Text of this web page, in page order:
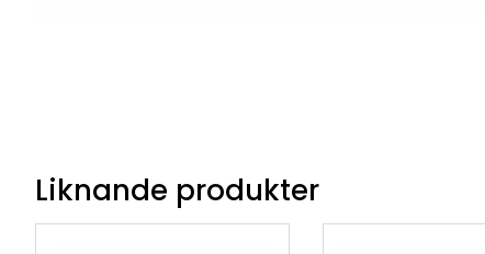
Liknande produkter